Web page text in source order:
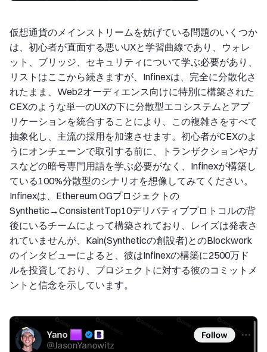
仮想通貨のメインストリームを妨げている問題のいくつか
は、初心者が直面する悪いUXと学習曲線であり、ウォレ
ット、ブリッジ、セキュリティについて学ぶ必要があり、
リストはここから続きますが、Infinexは、完全に分散化さ
れたまま、Web2オーディエンス向けに特別に構築された
CEXのような単一のUXの下に分散型エコシステムとアプ
リケーションを統合することにより、この複雑さをすべて
抽象化し、主流の採用を加速させます。初心者がCEXのよ
うにオンチェーンで取引する前に、トランザクションやガ
スなどの暗号専門用語を学ぶ必要がなく、Infinexが構築し
ている100%分散型のシナリオを想像してみてください。
Infinexは、Ethereum OGプロジェクトの
Synthetic→ConsistentTop10デリバティブプロトコルの背
後にいるチームによって構築されており、レイズは発表さ
れていませんが、Kain(Syntheticの創設者)とのBlockwork
のインタビューによると、彼はInfinexの構築に2500万ド
ルを投資しており、プロジェクトに対する彼のコミットメ
ントと信念を示しています。